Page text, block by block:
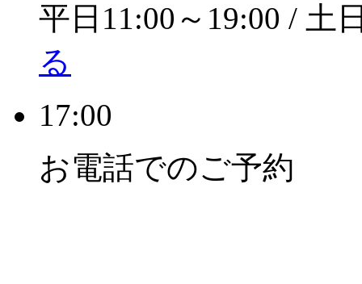
平日11:00～19:00 / 土
る
17:00
お電話でのご予約